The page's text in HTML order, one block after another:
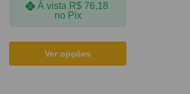
À vista R$76,18
no Pix
Ver opções